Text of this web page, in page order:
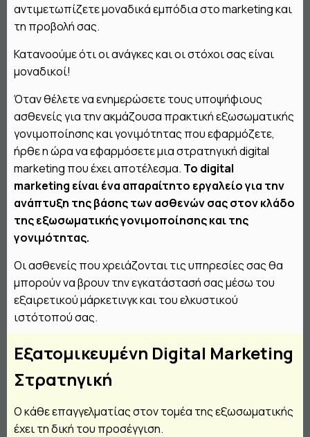
αντιμετωπίζετε μοναδικά εμπόδια στο marketing και
τη προβολή σας.
Κατανοούμε ότι οι ανάγκες και οι στόχοι σας είναι
μοναδικοί!
Όταν θέλετε να ενημερώσετε τους υποψήφιους
ασθενείς για την ακμάζουσα πρακτική εξωσωματικής
γονιμοποίησης και γονιμότητας που εφαρμόζετε,
ήρθε η ώρα να εφαρμόσετε μια στρατηγική digital
marketing που έχει αποτέλεσμα. Το digital
marketing είναι ένα απαραίτητο εργαλείο για την
ανάπτυξη της βάσης των ασθενών σας στον κλάδο
της εξωσωματικής γονιμοποίησης και της
γονιμότητας.
Οι ασθενείς που χρειάζονται τις υπηρεσίες σας θα
μπορούν να βρουν την εγκατάστασή σας μέσω του
εξαιρετικού μάρκετινγκ και του ελκυστικού
ιστότοπού σας.
Εξατομικευμένη Digital Marketing
Στρατηγική
Ο κάθε επαγγελματίας στον τομέα της εξωσωματικής
έχει τη δική του προσέγγιση.